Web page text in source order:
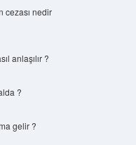
cezası nedir
anlaşılır ?
?
gelir ?